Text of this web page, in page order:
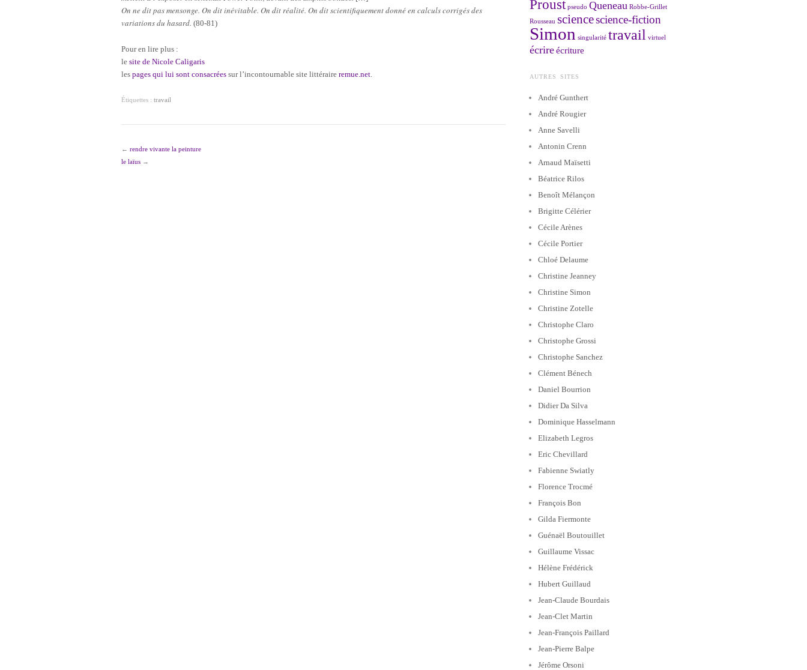
On ne dit pas mensonge. On dit inévitable. On dit réalité. On dit scientifiquement donné en calculs corrigés des
variations du hasard. (80-81)
Pour en lire plus :
le site de Nicole Caligaris
les pages qui lui sont consacrées sur l’incontournable site littéraire remue.net
Étiquettes : travail
← rendre vivante la peinture
le laïus →
Proust pseudo Queneau Robbe-Grillet
Rousseau sciencescience-fiction
Simon singularité travail virtuel
écrireécriture
AUTRES SITES
André Gunthert
André Rougier
Anne Savelli
Antonin Crenn
Arnaud Maïsetti
Béatrice Rilos
Benoît Mélançon
Brigitte Célérier
Cécile Arènes
Cécile Portier
Chloé Delaume
Christine Jeanney
Christine Simon
Christine Zotelle
Christophe Claro
Christophe Grossi
Christophe Sanchez
Clément Bénech
Daniel Bourrion
Didier Da Silva
Dominique Hasselmann
Elizabeth Legros
Eric Chevillard
Fabienne Swiatly
Florence Trocmé
François Bon
Gilda Fiermonte
Guénaël Boutouillet
Guillaume Vissac
Hélène Frédérick
Hubert Guillaud
Jean-Claude Bourdais
Jean-Clet Martin
Jean-François Paillard
Jean-Pierre Balpe
Jérôme Orsoni